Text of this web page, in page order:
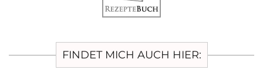
FINDET MICH AUCH HIER: